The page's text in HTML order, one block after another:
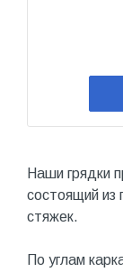
Наши грядки
состоящий из
стяжек.
По углам